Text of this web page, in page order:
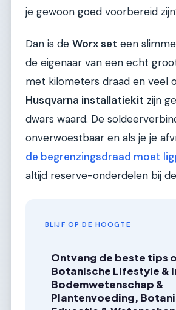
je gewoon goed voorbereid
Dan is de Worx set een
de eigenaar van een echt
met kilometers draad en veel
Husqvarna installatiekit zijn
dwars waard. De
onverwoestbaar en als je je
de begrenzingsdraad moet
altijd reserve-onderdelen bij
BLIJF OP DE HOOGTE
Ontvang de beste tips
Botanische Lifestyle &
Bodemwetenschap &
Plantenvoeding,